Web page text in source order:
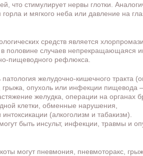
что стимулирует нервы глотки.
и мягкого неба или давление на
средств является
половине случаев непрекращающаяся
пищеводного рефлюкса.
желудочно-кишечного тракта
опухоль или инфекции пищевода –
желудка, операции на органах
клетки, обменные нарушения,
(алкоголизм и табакизм).
быть инсульт, инфекции, травмы и
могут пневмония, пневмоторакс,